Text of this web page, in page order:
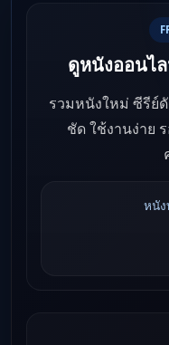
ดูหนังออนไ
รวมหนังใหม่ ซีรีย์
ชัด ใช้งานง่าย
หนัง